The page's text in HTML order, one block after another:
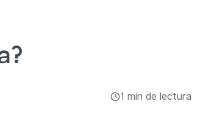
1 min de lectura